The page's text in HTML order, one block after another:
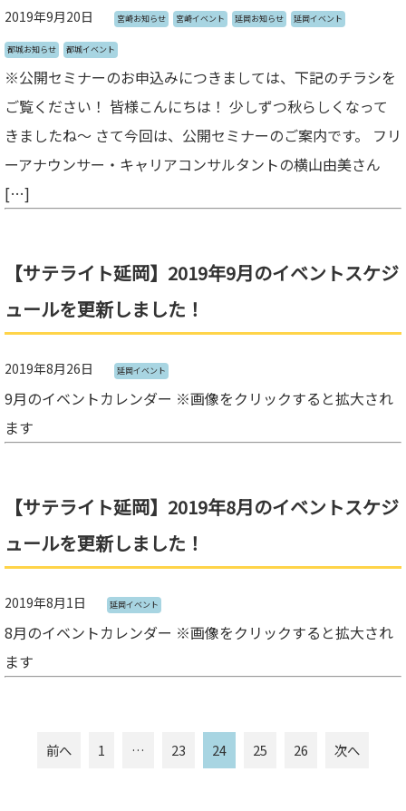
2019年9月20日 宮崎お知らせ 宮崎イベント 延岡お知らせ 延岡イベント
都城お知らせ 都城イベント
※公開セミナーのお申込みにつきましては、下記のチラシを
ご覧ください！ 皆様こんにちは！ 少しずつ秋らしくなって
きましたね～ さて今回は、公開セミナーのご案内です。 フリ
ーアナウンサー・キャリアコンサルタントの横山由美さん
[…]
【サテライト延岡】2019年9月のイベントスケジ
ュールを更新しました！
2019年8月26日 延岡イベント
9月のイベントカレンダー ※画像をクリックすると拡大され
ます
【サテライト延岡】2019年8月のイベントスケジ
ュールを更新しました！
2019年8月1日 延岡イベント
8月のイベントカレンダー ※画像をクリックすると拡大され
ます
前へ 1 … 23 24 25 26 次へ